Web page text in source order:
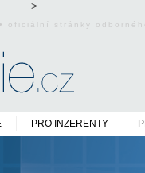
>
oficiální stránky
PRO INZERENTY